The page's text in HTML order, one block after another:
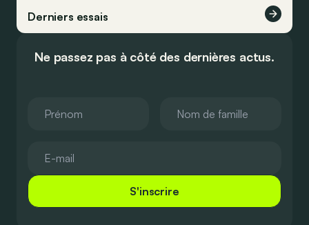
Derniers essais
Ne passez pas à côté des dernières actus.
S'inscrire